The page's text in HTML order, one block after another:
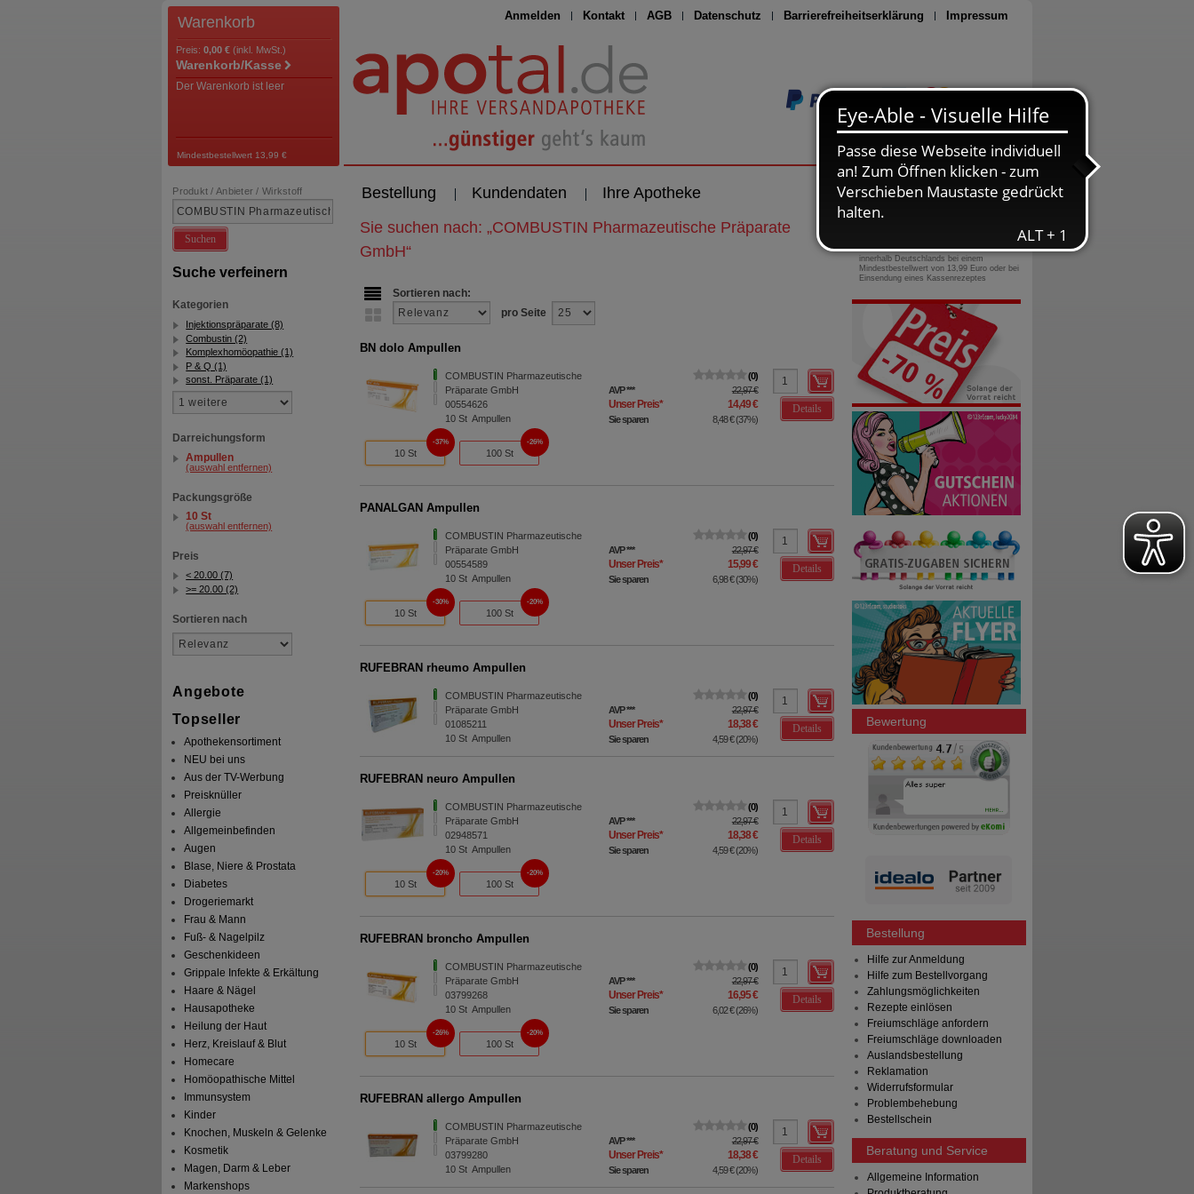
Anmelden Kontakt AGB Datenschutz Barrierefreiheitserklärung Impressum
Seite drucken
Warenkorb
Preis: 0,00 € (inkl. MwSt.)
Warenkorb/Kasse
Der Warenkorb ist leer
Mindestbestellwert 13,99 €
Bestellung Kundendaten Ihre Apotheke
Produkt / Anbieter / Wirkstoff
Suchen
Suche verfeinern
Kategorien
Injektionspräparate (8)
Combustin (2)
Komplexhomöopathie (1)
P & Q (1)
sonst. Präparate (1)
Darreichungsform
Ampullen
(auswahl entfernen)
Packungsgröße
10 St
(auswahl entfernen)
Preis
< 20.00 (7)
>= 20.00 (2)
Sortieren nach
Angebote
Topseller
Apothekensortiment
NEU bei uns
Aus der TV-Werbung
Preisknüller
Allergie
Allgemeinbefinden
Augen
Blase, Niere & Prostata
Diabetes
Drogeriemarkt
Frau & Mann
Fuß- & Nagelpilz
Geschenkideen
Grippale Infekte & Erkältung
Haare & Nägel
Hausapotheke
Heilung der Haut
Herz, Kreislauf & Blut
Homecare
Homöopathische Mittel
Immunsystem
Kinder
Knochen, Muskeln & Gelenke
Kosmetik
Magen, Darm & Leber
Markenshops
Sie suchen nach: „COMBUSTIN Pharmazeutische Präparate
GmbH“
Sortieren nach:
pro Seite
BN dolo Ampullen
COMBUSTIN Pharmazeutische
Präparate GmbH
00554626
10St Ampullen
0
AVP*** 22,97 €
Unser Preis* 14,49 €
Sie sparen 8,48 €(37%)
Details
10 St
37%
100 St
26%
PANALGAN Ampullen
COMBUSTIN Pharmazeutische
Präparate GmbH
00554589
10St Ampullen
0
AVP*** 22,97 €
Unser Preis* 15,99 €
Sie sparen 6,98 €(30%)
Details
10 St
30%
100 St
20%
RUFEBRAN rheumo Ampullen
COMBUSTIN Pharmazeutische
Präparate GmbH
01085211
10St Ampullen
0
AVP*** 22,97 €
Unser Preis* 18,38 €
Sie sparen 4,59 €(20%)
Details
RUFEBRAN neuro Ampullen
COMBUSTIN Pharmazeutische
Präparate GmbH
02948571
10St Ampullen
0
AVP*** 22,97 €
Unser Preis* 18,38 €
Sie sparen 4,59 €(20%)
Details
10 St
20%
100 St
20%
RUFEBRAN broncho Ampullen
COMBUSTIN Pharmazeutische
Präparate GmbH
03799268
10St Ampullen
0
AVP*** 22,97 €
Unser Preis* 16,95 €
Sie sparen 6,02 €(26%)
Details
10 St
26%
100 St
20%
RUFEBRAN allergo Ampullen
COMBUSTIN Pharmazeutische
Präparate GmbH
03799280
10St Ampullen
0
AVP*** 22,97 €
Unser Preis* 18,38 €
Sie sparen 4,59 €(20%)
Details
0800-10 11 422
gebührenfreie Rufnummer
innerhalb Deutschlands bei einem
Mindestbestellwert von 13,99 Euro oder bei
Einsendung eines Kassenrezeptes
Bewertung
Bestellung
Hilfe zur Anmeldung
Hilfe zum Bestellvorgang
Zahlungsmöglichkeiten
Rezepte einlösen
Freiumschläge anfordern
Freiumschläge downloaden
Auslandsbestellung
Reklamation
Widerrufsformular
Problembehebung
Bestellschein
Beratung und Service
Allgemeine Information